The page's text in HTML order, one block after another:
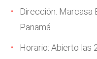
Dirección: Marcasa
Panamá.
Horario: Abierto las